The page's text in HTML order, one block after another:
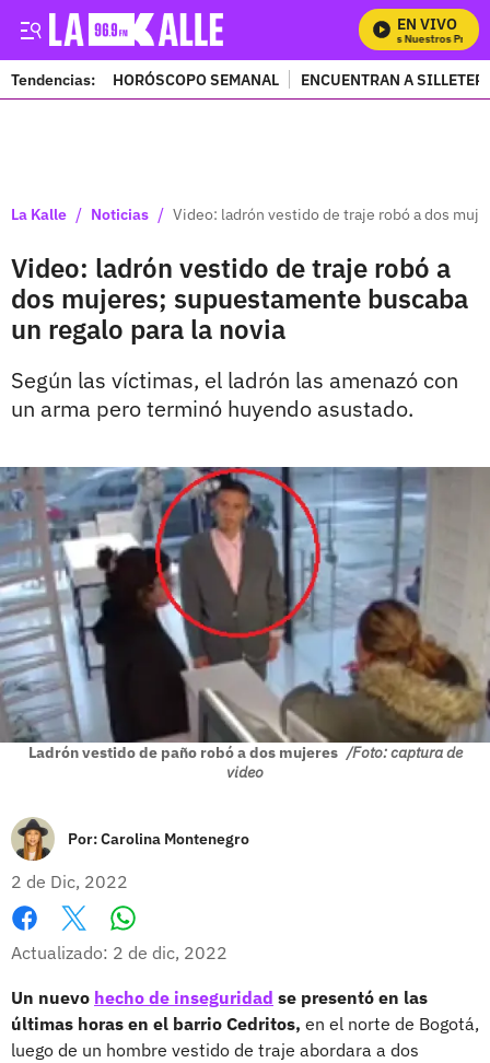
EN VIVO
Mira Todos Nuestros
Tendencias: HORÓSCOPO SEMANAL ENCUENTRAN A
La Kalle / Noticias / Video: ladrón vestido de traje robó a dos
Video: ladrón vestido de traje robó a
dos mujeres; supuestamente buscaba
un regalo para la novia
Según las víctimas, el ladrón las amenazó con
un arma pero terminó huyendo asustado.
Ladrón vestido de paño robó a dos mujeres /Foto: captura de
video
Por:Carolina Montenegro
2 de Dic, 2022
Facebook
X
Actualizado: 2 de dic, 2022
Un nuevo hecho de inseguridad se presentó en las
últimas horas en el barrio Cedritos, en el norte de Bogotá,
luego de un hombre vestido de traje abordara a dos